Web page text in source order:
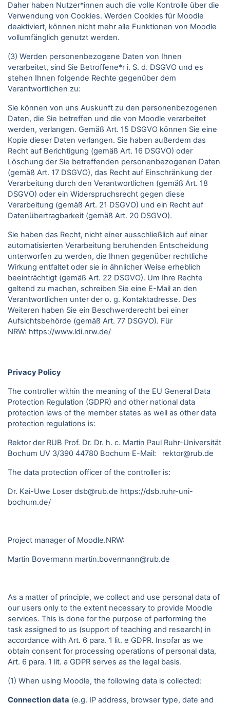
Daher haben Nutzer*innen auch die volle Kontrolle über die
Verwendung von Cookies. Werden Cookies für Moodle
deaktiviert, können nicht mehr alle Funktionen von Moodle
vollumfänglich genutzt werden.
(3) Werden personenbezogene Daten von Ihnen
verarbeitet, sind Sie Betroffene*r i. S. d. DSGVO und es
stehen Ihnen folgende Rechte gegenüber dem
Verantwortlichen zu:
Sie können von uns Auskunft zu den personenbezogenen
Daten, die Sie betreffen und die von Moodle verarbeitet
werden, verlangen. Gemäß Art. 15 DSGVO können Sie eine
Kopie dieser Daten verlangen. Sie haben außerdem das
Recht auf Berichtigung (gemäß Art. 16 DSGVO) oder
Löschung der Sie betreffenden personenbezogenen Daten
(gemäß Art. 17 DSGVO), das Recht auf Einschränkung der
Verarbeitung durch den Verantwortlichen (gemäß Art. 18
DSGVO) oder ein Widerspruchsrecht gegen diese
Verarbeitung (gemäß Art. 21 DSGVO) und ein Recht auf
Datenübertragbarkeit (gemäß Art. 20 DSGVO).
Sie haben das Recht, nicht einer ausschließlich auf einer
automatisierten Verarbeitung beruhenden Entscheidung
unterworfen zu werden, die Ihnen gegenüber rechtliche
Wirkung entfaltet oder sie in ähnlicher Weise erheblich
beeinträchtigt (gemäß Art. 22 DSGVO). Um Ihre Rechte
geltend zu machen, schreiben Sie eine E-Mail an den
Verantwortlichen unter der o. g. Kontaktadresse. Des
Weiteren haben Sie ein Beschwerderecht bei einer
Aufsichtsbehörde (gemäß Art. 77 DSGVO). Für
NRW: https://www.ldi.nrw.de/
Privacy Policy
The controller within the meaning of the EU General Data
Protection Regulation (GDPR) and other national data
protection laws of the member states as well as other data
protection regulations is:
Rektor der RUB Prof. Dr. Dr. h. c. Martin Paul Ruhr-Universität
Bochum UV 3/390 44780 Bochum E-Mail: rektor@rub.de
The data protection officer of the controller is:
Dr. Kai-Uwe Loser dsb@rub.de https://dsb.ruhr-uni-
bochum.de/
Project manager of Moodle.NRW:
Martin Bovermann martin.bovermann@rub.de
As a matter of principle, we collect and use personal data of
our users only to the extent necessary to provide Moodle
services. This is done for the purpose of performing the
task assigned to us (support of teaching and research) in
accordance with Art. 6 para. 1 lit. e GDPR. Insofar as we
obtain consent for processing operations of personal data,
Art. 6 para. 1 lit. a GDPR serves as the legal basis.
(1) When using Moodle, the following data is collected:
Connection data (e.g. IP address, browser type, date and